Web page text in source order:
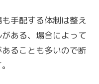
手配する体制は整え
ある、場合によって
ることも多いので断